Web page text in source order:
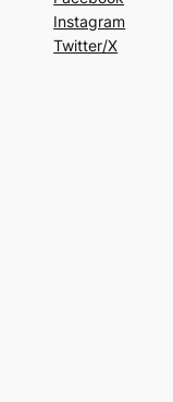
Instagram
Twitter/X